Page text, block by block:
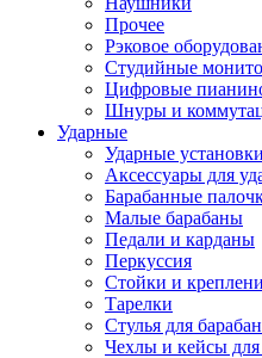
Прочее
Рэковое
Студийные
Цифровые
Шнуры и
Ударные
Ударные установки
Аксессуары для
Барабанные
Малые барабаны
Педали и карданы
Перкуссия
Стойки и
Тарелки
Стулья для
Чехлы и кейсы